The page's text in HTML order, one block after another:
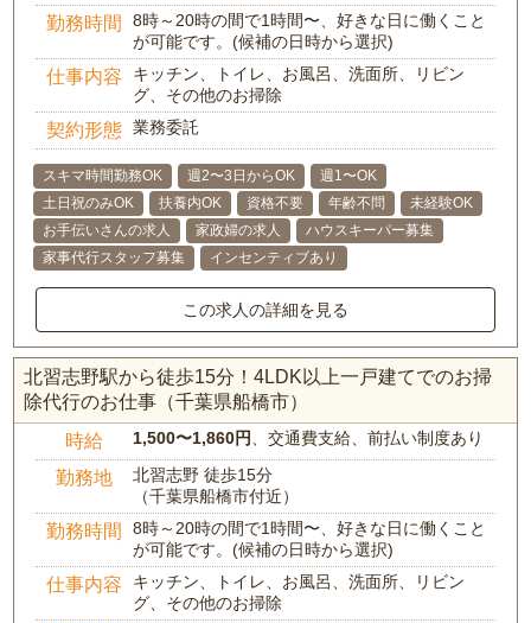
勤務時間
8時～20時の間で1時間〜、好きな日に働くこと
が可能です。(候補の日時から選択)
仕事内容
キッチン、トイレ、お風呂、洗面所、リビン
グ、その他のお掃除
契約形態 業務委託
スキマ時間勤務OK 週2〜3日からOK
週1〜OK
土日祝のみOK
扶養内OK 資格不要 年齢不問
未経験OK
お手伝いさんの求人
家政婦の求人
ハウスキーパー募集
家事代行スタッフ募集
インセンティブあり
この求人の詳細を見る
北習志野駅から徒歩15分！4LDK以上一戸建てでのお掃
除代行のお仕事（千葉県船橋市）
時給 1,500〜1,860円、交通費支給、前払い制度あり
勤務地
北習志野 徒歩15分
（千葉県船橋市付近）
勤務時間
8時～20時の間で1時間〜、好きな日に働くこと
が可能です。(候補の日時から選択)
仕事内容
キッチン、トイレ、お風呂、洗面所、リビン
グ、その他のお掃除